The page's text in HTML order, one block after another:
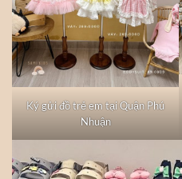
Ký gửi đồ trẻ em tại Quận Phú
Nhuận